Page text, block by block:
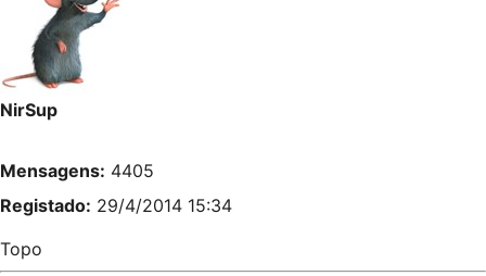
NirSup
Mensagens: 4405
Registado: 29/4/2014 15:34
Topo